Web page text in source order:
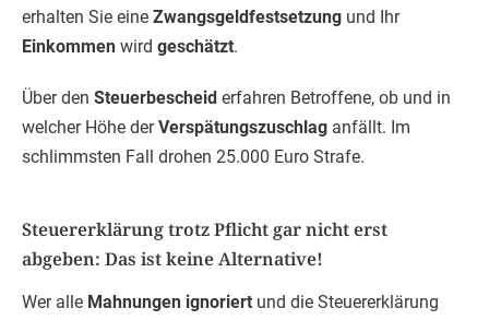
erhalten Sie eine Zwangsgeldfestsetzung und Ihr
Einkommen wird geschätzt.
Über den Steuerbescheid erfahren Betroffene, ob und in
welcher Höhe derVerspätungszuschlag anfällt. Im
schlimmsten Fall drohen 25.000 Euro Strafe.
Steuererklärung trotz Pflicht gar nicht erst
abgeben: Das ist keine Alternative!
Wer alle Mahnungen ignoriert und die Steuererklärung